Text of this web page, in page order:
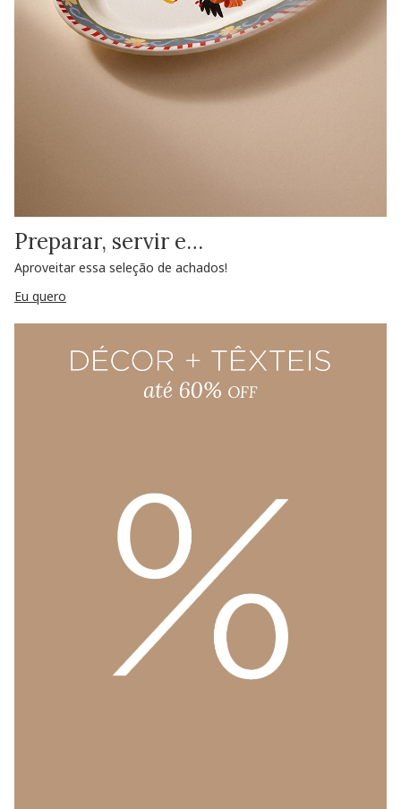
Preparar, servir e…
Aproveitar essa seleção de achados!
Eu quero